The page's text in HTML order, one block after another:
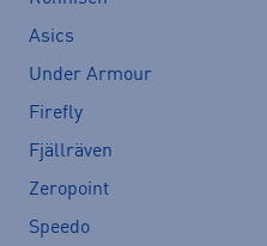
Asics
Under Armour
Firefly
Fjällräven
Zeropoint
Speedo